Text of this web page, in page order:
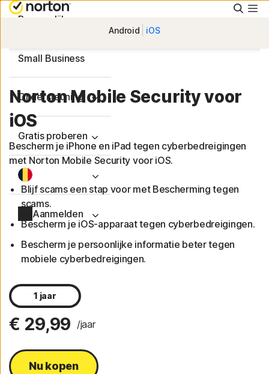
Persoonlijk
Small Business
Ondersteuning
Gratis proberen
Aanmelden
Android iOS
Norton Mobile Security voor
iOS
Bescherm je iPhone en iPad tegen cyberbedreigingen
met Norton Mobile Security voor iOS.
Blijf scams een stap voor met Bescherming tegen
scams.
Bescherm je iOS-apparaat tegen cyberbedreigingen.
Bescherm je persoonlijke informatie beter tegen
mobiele cyberbedreigingen.
1 jaar
€ 29,99 /jaar
Nu kopen